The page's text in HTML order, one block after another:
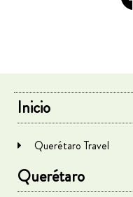
Inicio
Querétaro Travel
Querétaro